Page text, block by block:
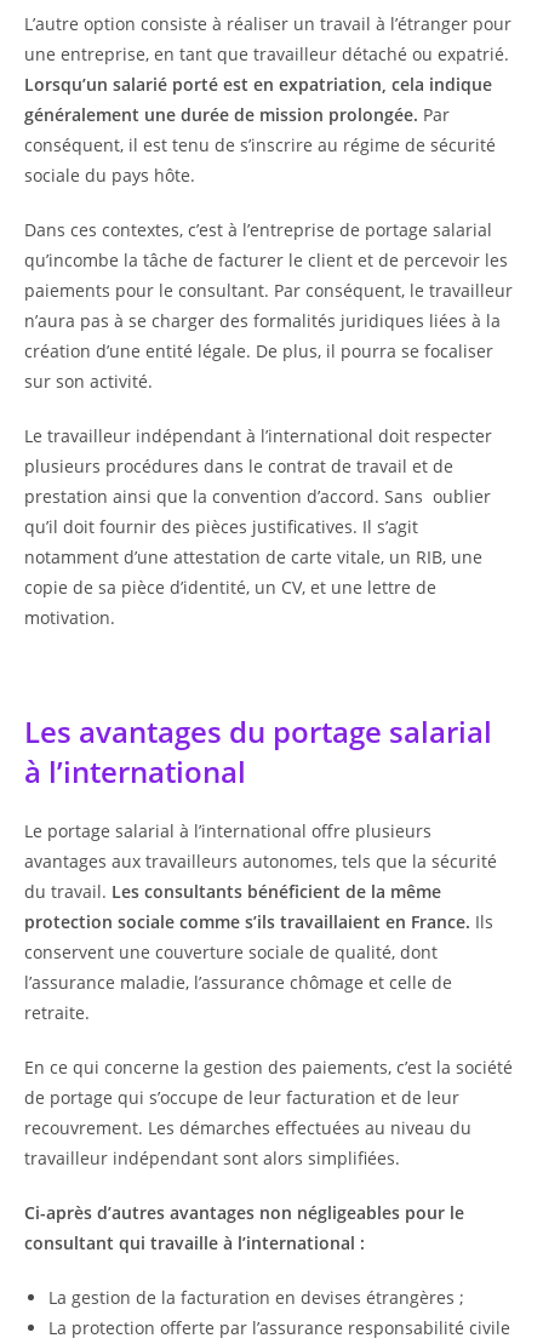
L’autre option consiste à réaliser un travail à l’étranger pour
une entreprise, en tant que travailleur détaché ou expatrié.
Lorsqu’un salarié porté est en expatriation, cela indique
généralement une durée de mission prolongée. Par
conséquent, il est tenu de s’inscrire au régime de sécurité
sociale du pays hôte.
Dans ces contextes, c’est à l’entreprise de portage salarial
qu’incombe la tâche de facturer le client et de percevoir les
paiements pour le consultant. Par conséquent, le travailleur
n’aura pas à se charger des formalités juridiques liées à la
création d’une entité légale. De plus, il pourra se focaliser
sur son activité.
Le travailleur indépendant à l’international doit respecter
plusieurs procédures dans le contrat de travail et de
prestation ainsi que la convention d’accord. Sans oublier
qu’il doit fournir des pièces justificatives. Il s’agit
notamment d’une attestation de carte vitale, un RIB, une
copie de sa pièce d’identité, un CV, et une lettre de
motivation.
Les avantages du portage salarial
à l’international
Le portage salarial à l’international offre plusieurs
avantages aux travailleurs autonomes, tels que la sécurité
du travail. Les consultants bénéficient de la même
protection sociale comme s’ils travaillaient en France. Ils
conservent une couverture sociale de qualité, dont
l’assurance maladie, l’assurance chômage et celle de
retraite.
En ce qui concerne la gestion des paiements, c’est la société
de portage qui s’occupe de leur facturation et de leur
recouvrement. Les démarches effectuées au niveau du
travailleur indépendant sont alors simplifiées.
Ci-après d’autres avantages non négligeables pour le
consultant qui travaille à l’international :
La gestion de la facturation en devises étrangères ;
La protection offerte par l’assurance responsabilité civile